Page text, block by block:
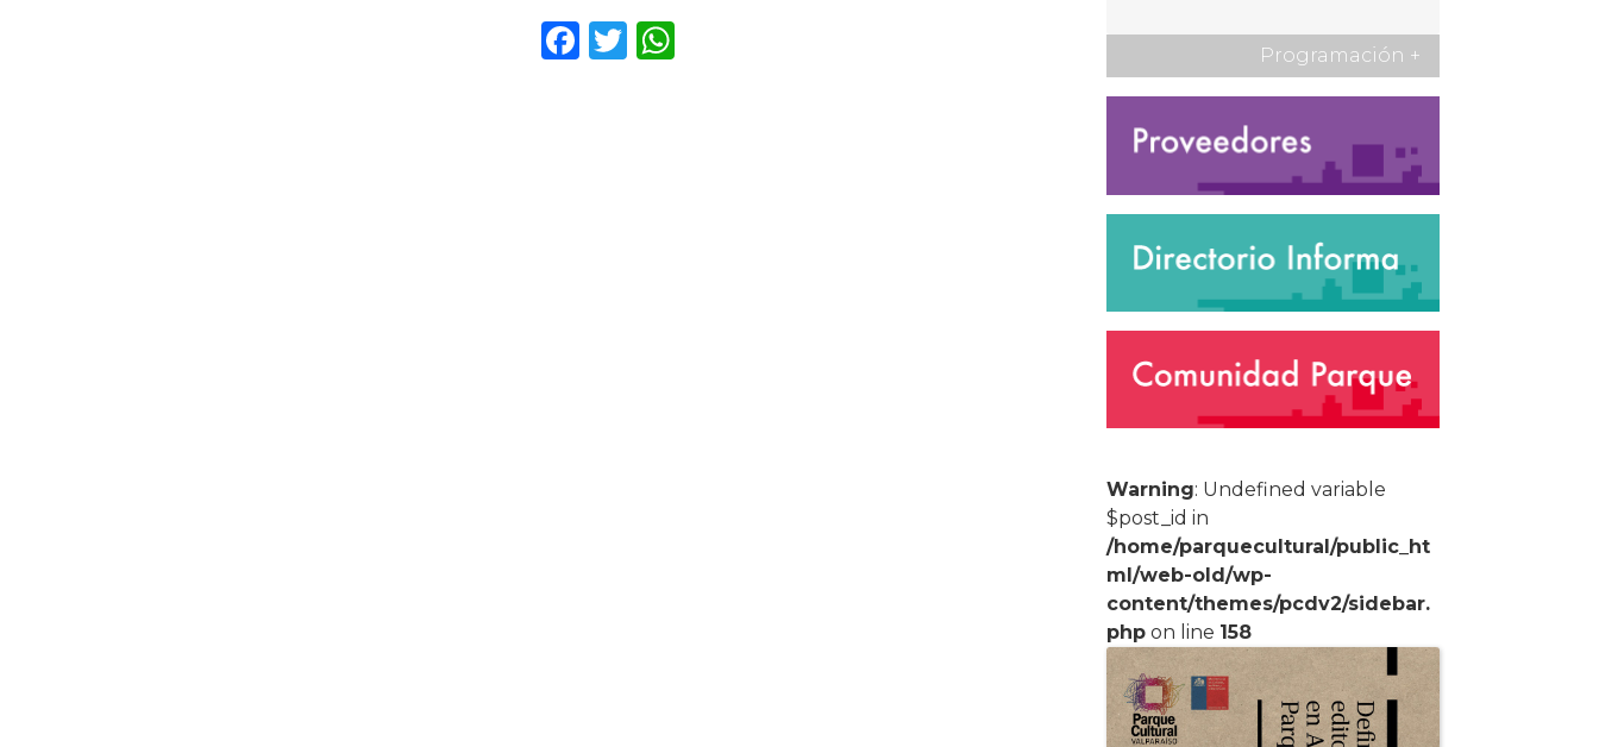
F T W
Programación +
Warning: Undefined variable
$post_id in
/home/parquecultural/public_ht
ml/web-old/wp-
content/themes/pcdv2/sidebar.
php on line 158